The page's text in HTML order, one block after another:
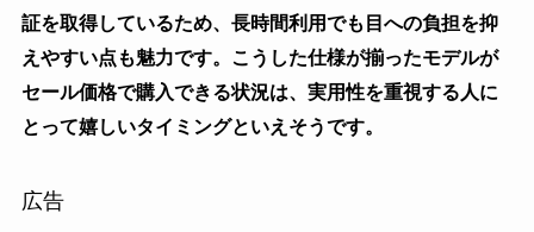
証を取得しているため、長時間利用でも目への負担を抑
えやすい点も魅力です。こうした仕様が揃ったモデルが
セール価格で購入できる状況は、実用性を重視する人に
とって嬉しいタイミングといえそうです。
広告